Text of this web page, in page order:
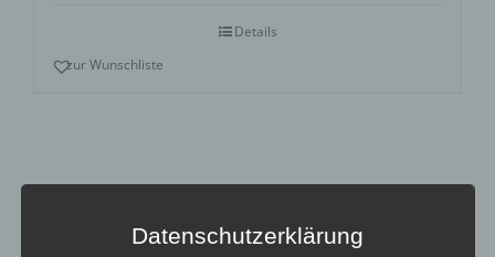
Details
zur Wunschliste
Datenschutzerklärung